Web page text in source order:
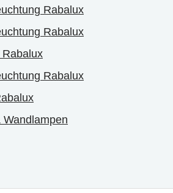
Rabalux
Rabalux
Rabalux